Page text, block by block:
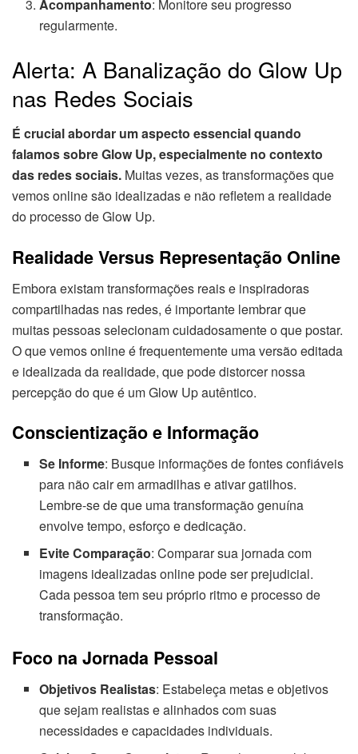
Acompanhamento: Monitore seu progresso
regularmente.
Alerta: A Banalização do Glow Up
nas Redes Sociais
É crucial abordar um aspecto essencial quando
falamos sobre Glow Up, especialmente no contexto
das redes sociais. Muitas vezes, as transformações que
vemos online são idealizadas e não refletem a realidade
do processo de Glow Up.
Realidade Versus Representação Online
Embora existam transformações reais e inspiradoras
compartilhadas nas redes, é importante lembrar que
muitas pessoas selecionam cuidadosamente o que postar.
O que vemos online é frequentemente uma versão editada
e idealizada da realidade, que pode distorcer nossa
percepção do que é um Glow Up autêntico.
Conscientização e Informação
Se Informe: Busque informações de fontes confiáveis
para não cair em armadilhas e ativar gatilhos.
Lembre-se de que uma transformação genuína
envolve tempo, esforço e dedicação.
Evite Comparação: Comparar sua jornada com
imagens idealizadas online pode ser prejudicial.
Cada pessoa tem seu próprio ritmo e processo de
transformação.
Foco na Jornada Pessoal
Objetivos Realistas: Estabeleça metas e objetivos
que sejam realistas e alinhados com suas
necessidades e capacidades individuais.